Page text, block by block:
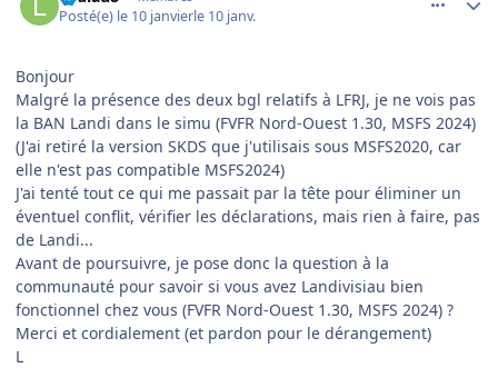
Posté(e) le 10 janvierle 10 janv.
Bonjour
Malgré la présence des deux bgl relatifs à LFRJ, je ne vois pas
la BAN Landi dans le simu (FVFR Nord-Ouest 1.30, MSFS 2024)
(J'ai retiré la version SKDS que j'utilisais sous MSFS2020, car
elle n'est pas compatible MSFS2024)
J'ai tenté tout ce qui me passait par la tête pour éliminer un
éventuel conflit, vérifier les déclarations, mais rien à faire, pas
de Landi...
Avant de poursuivre, je pose donc la question à la
communauté pour savoir si vous avez Landivisiau bien
fonctionnel chez vous (FVFR Nord-Ouest 1.30, MSFS 2024) ?
Merci et cordialement (et pardon pour le dérangement)
L